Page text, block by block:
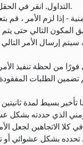
التداول. انقر في الحقل لإدخال وقت انتهاء جديد.
، سيتم إرسال الأمر
يتم تضمين الطلبات